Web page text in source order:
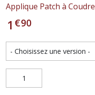
Applique Patch à Coudre
1 €90